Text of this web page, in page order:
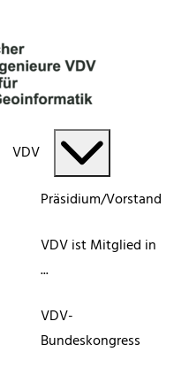
VDV
Präsidium/Vorstand
VDV ist Mitglied in
...
VDV-
Bundeskongress